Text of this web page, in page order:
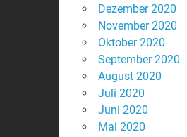
Dezember 2020
November 2020
Oktober 2020
September 2020
August 2020
Juli 2020
Juni 2020
Mai 2020